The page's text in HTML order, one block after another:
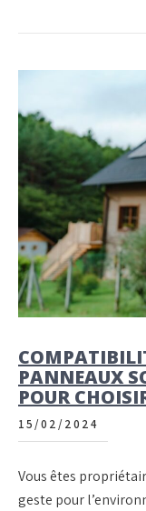
PANNEAUX
POUR
15/02/2024
Vous êtes
geste pour